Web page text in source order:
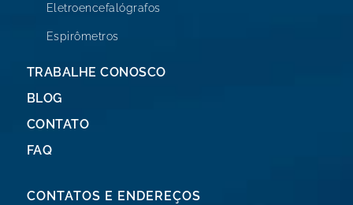
Eletroencefalógrafos
Espirômetros
TRABALHE CONOSCO
BLOG
CONTATO
FAQ
CONTATOS E ENDEREÇOS